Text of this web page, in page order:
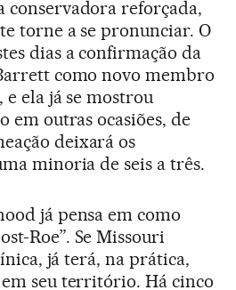
conservadora reforçada,
torne a se pronunciar. O
dias a confirmação da
como novo membro
ela já se mostrou
em outras ocasiões, de
deixará os
minoria de seis a três.
já pensa em como
Roe”. Se Missouri
já terá, na prática,
seu território. Há cinco